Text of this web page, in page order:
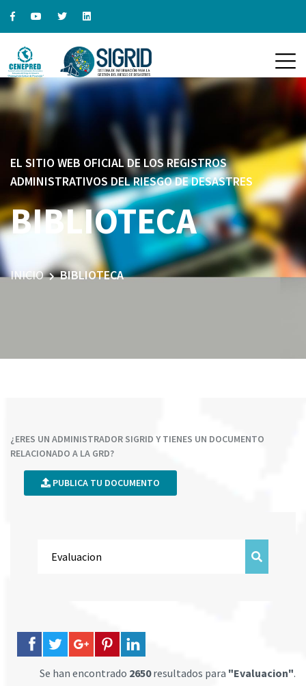
EL SITIO WEB OFICIAL DE LOS REGISTROS
ADMINISTRATIVOS DEL RIESGO DE DESASTRES
BIBLIOTECA
INICIO BIBLIOTECA
¿ERES UN ADMINISTRADOR SIGRID Y TIENES UN DOCUMENTO
RELACIONADO A LA GRD?
PUBLICA TU DOCUMENTO
Se han encontrado 2650resultados para "Evaluacion".